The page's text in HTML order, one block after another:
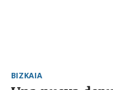
BIZKAIA